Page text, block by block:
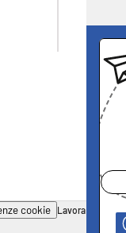
cookie Lavora con noi